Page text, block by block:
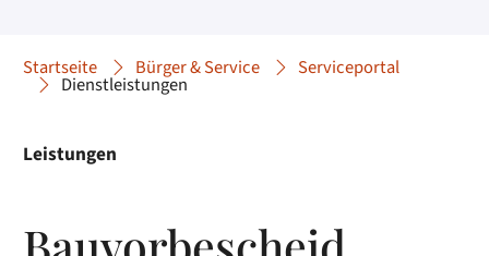
Startseite Bürger & Service Serviceportal
Dienstleistungen
Leistungen
Bauvorbescheid